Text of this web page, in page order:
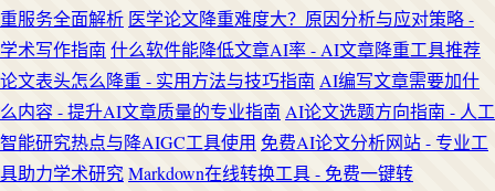
重服务全面解析 医学论文降重难度大？原因分析与应对策略 -
学术写作指南 什么软件能降低文章AI率 - AI文章降重工具推荐
论文表头怎么降重 - 实用方法与技巧指南 AI编写文章需要加什
么内容 - 提升AI文章质量的专业指南 AI论文选题方向指南 - 人工
智能研究热点与降AIGC工具使用 免费AI论文分析网站 - 专业工
具助力学术研究Markdown在线转换工具 - 免费一键转